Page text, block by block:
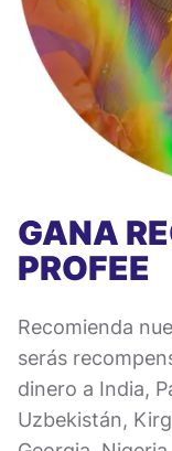
GANA
PROFEE
Recomienda
serás
dinero a India,
Uzbekistán,